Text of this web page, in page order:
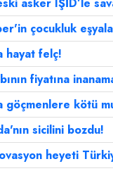
çocukluk
hayat felç!
fiyatına
göçmenlere kötü
sicilini bozdu!
heyeti